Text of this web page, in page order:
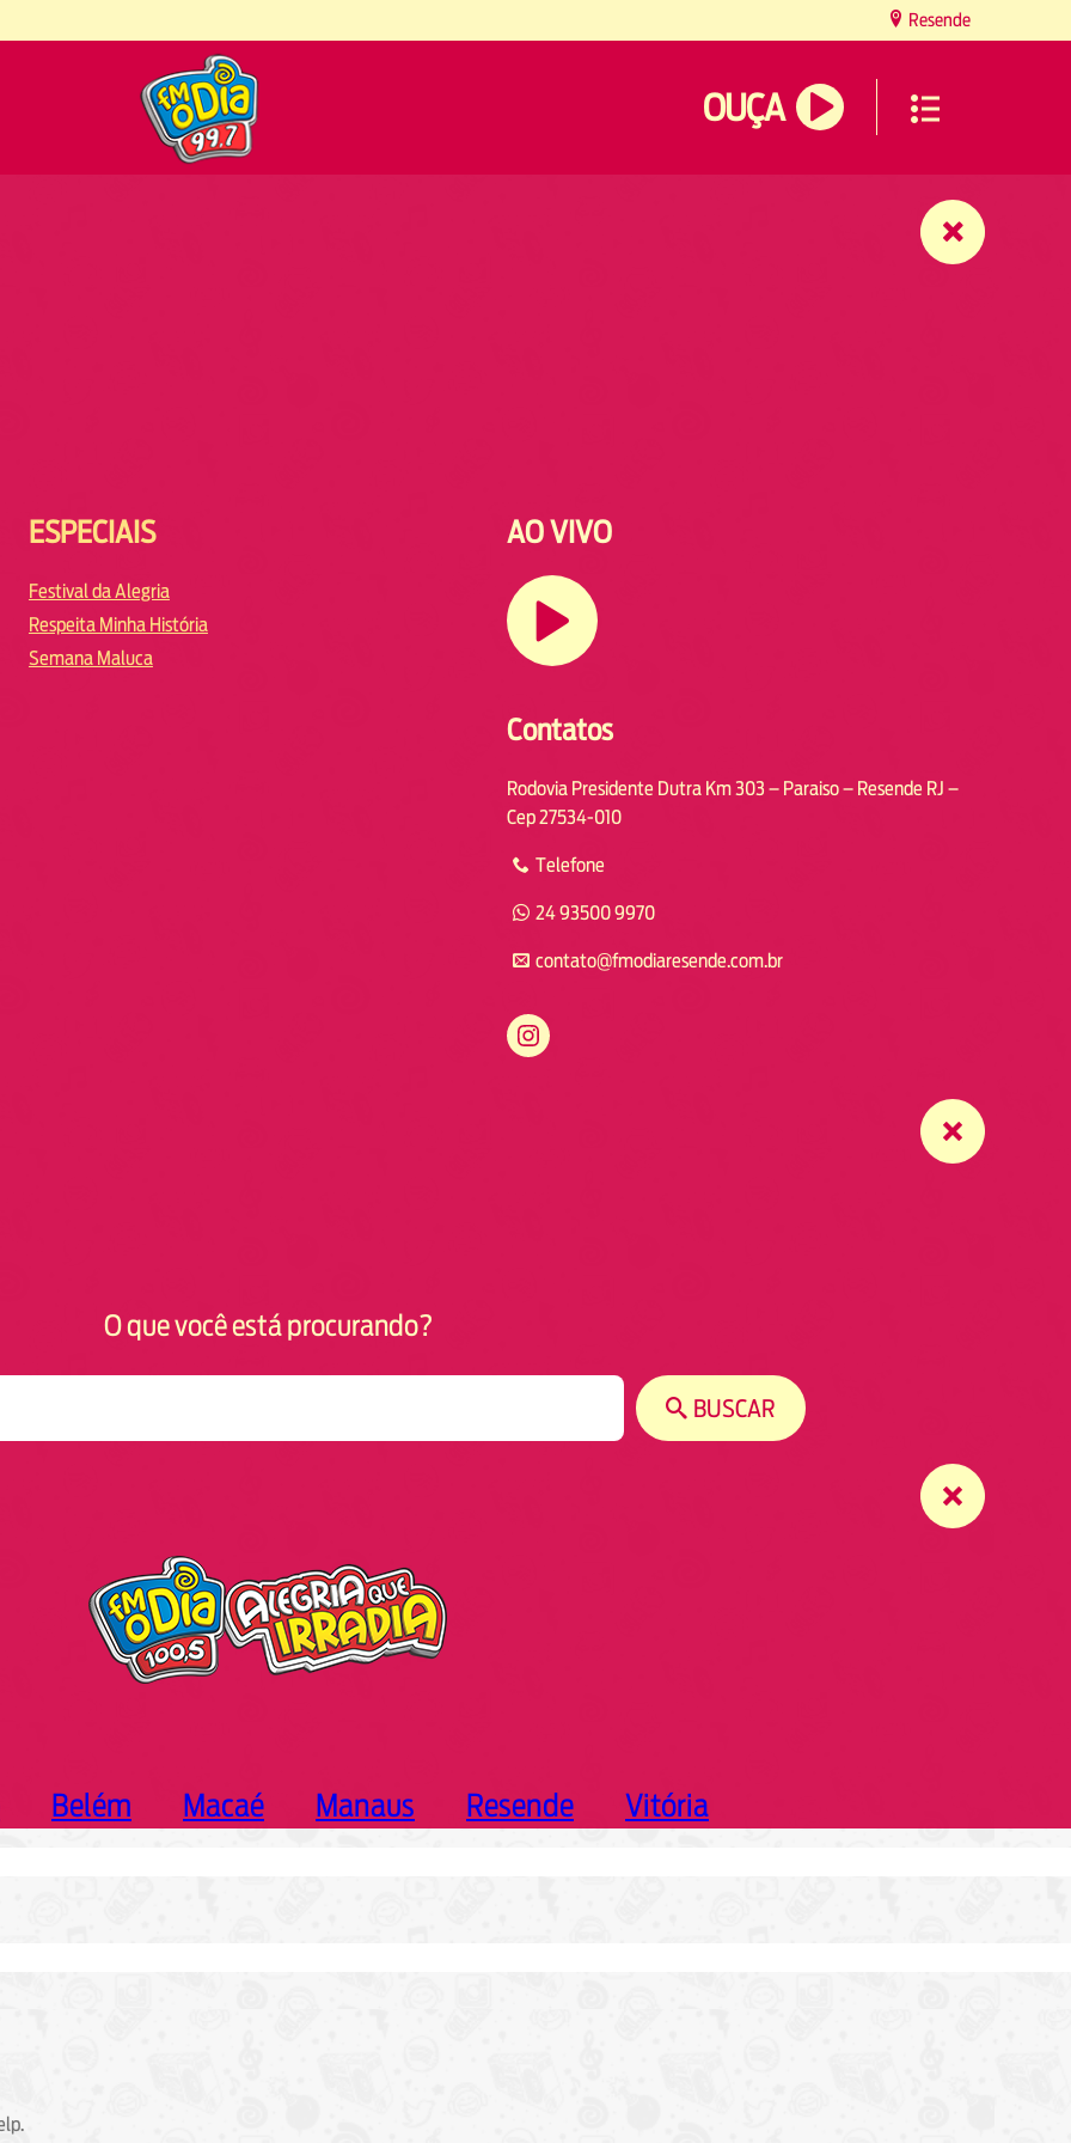
Resende
OUÇA
ESPECIAIS
Festival da Alegria
Respeita Minha História
Semana Maluca
AO VIVO
Contatos
Rodovia Presidente Dutra Km 303 – Paraiso – Resende RJ –
Cep 27534-010
Telefone
24 93500 9970
contato@fmodiaresende.com.br
https://www.instagram.com/fmodiaresende
O que você está procurando?
BUSCAR
Belém Macaé Manaus Resende Vitória